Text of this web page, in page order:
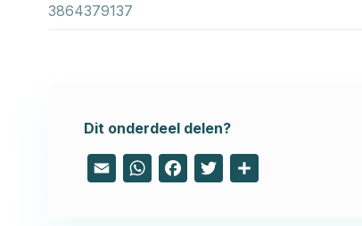
3864379137
Dit onderdeel delen?
Email WhatsApp
FacebookTwitter